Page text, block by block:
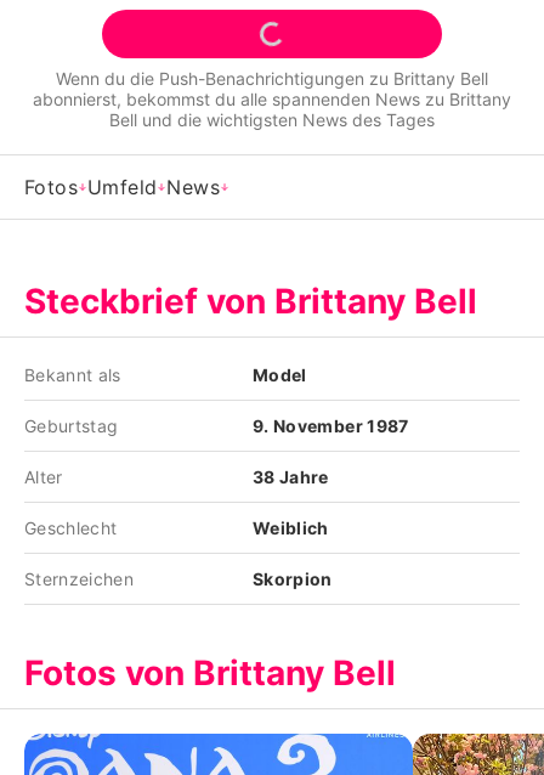
Alle Themen auf Promiflash
Jobs
App runterladen
Redaktionelle Richtlinien
Nutzungsbedingungen
Utiq verwalten
Wenn du die Push-Benachrichtigungen zu Brittany Bell
abonnierst, bekommst du alle spannenden News zu Brittany
Bell und die wichtigsten News des Tages
Fotos Umfeld News
Steckbrief von Brittany Bell
Bekannt als Model
Geburtstag 9. November 1987
Alter 38 Jahre
Geschlecht Weiblich
Sternzeichen Skorpion
Fotos von Brittany Bell